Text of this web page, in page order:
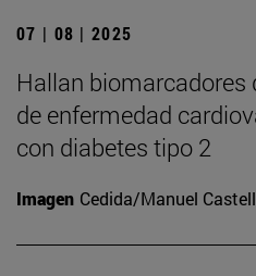
07 | 08 | 2025
Hallan biomarcadores
de enfermedad
con diabetes tipo 2
Imagen Cedida/Manuel